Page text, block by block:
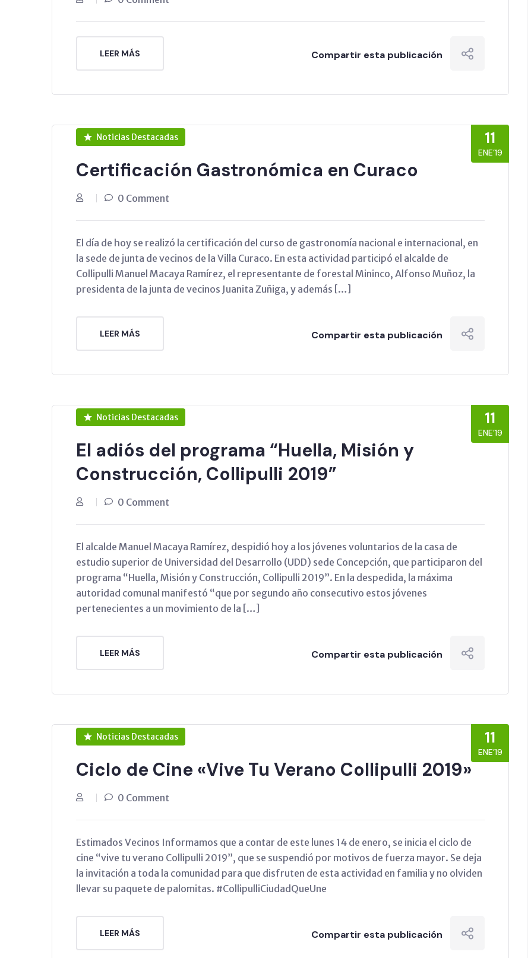
LEER MÁS Compartir esta publicación
11
ENE’19
Noticias Destacadas
Certificación Gastronómica en Curaco
0 Comment
El día de hoy se realizó la certificación del curso de gastronomía nacional e internacional, en
la sede de junta de vecinos de la Villa Curaco. En esta actividad participó el alcalde de
Collipulli Manuel Macaya Ramírez, el representante de forestal Mininco, Alfonso Muñoz, la
presidenta de la junta de vecinos Juanita Zuñiga, y además […]
LEER MÁS Compartir esta publicación
11
ENE’19
Noticias Destacadas
El adiós del programa “Huella, Misión y
Construcción, Collipulli 2019”
0 Comment
El alcalde Manuel Macaya Ramírez, despidió hoy a los jóvenes voluntarios de la casa de
estudio superior de Universidad del Desarrollo (UDD) sede Concepción, que participaron del
programa “Huella, Misión y Construcción, Collipulli 2019”. En la despedida, la máxima
autoridad comunal manifestó “que por segundo año consecutivo estos jóvenes
pertenecientes a un movimiento de la […]
LEER MÁS Compartir esta publicación
11
ENE’19
Noticias Destacadas
Ciclo de Cine «Vive Tu Verano Collipulli 2019»
0 Comment
Estimados Vecinos Informamos que a contar de este lunes 14 de enero, se inicia el ciclo de
cine “vive tu verano Collipulli 2019”, que se suspendió por motivos de fuerza mayor. Se deja
la invitación a toda la comunidad para que disfruten de esta actividad en familia y no olviden
llevar su paquete de palomitas. #CollipulliCiudadQueUne
LEER MÁS Compartir esta publicación